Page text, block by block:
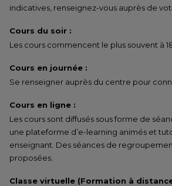
indicatives, renseignez-vous auprès de
Cours du soir :
Les cours commencent le plus souvent à
Cours en journée :
Se renseigner auprès du centre pour
Cours en ligne :
Les cours sont diffusés sous forme de
une plateforme d’e-learning animés et
enseignant. Des séances de
proposées.
Classe virtuelle (Formation à